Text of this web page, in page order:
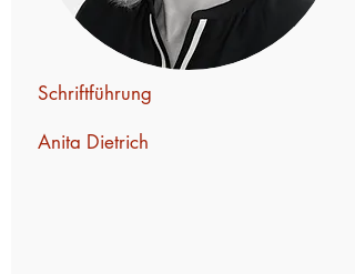
Schriftführung
Anita Dietrich